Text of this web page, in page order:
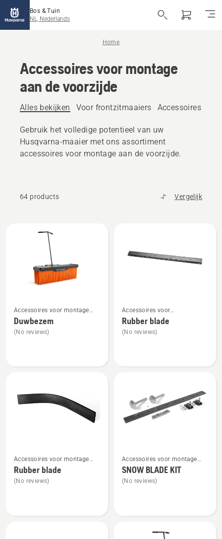
Bos & Tuin
NL, Nederlands
Home
Accessoires voor montage
aan de voorzijde
Alles bekijken Voor frontzitmaaiers Accessoires
Gebruik het volledige potentieel van uw
Husqvarna-maaier met ons assortiment
accessoires voor montage aan de voorzijde.
64 products Vergelijk
producten
meer
details
over
Accessoires voor montage
aan de voorzijde
Duwbezem
(No reviews)
meer
details
over
Accessoires voor
frontzitmaaiers voor montage
aan de voorzijde
Rubber blade
(No reviews)
meer
details
over
Accessoires voor montage
aan de voorzijde
Rubber blade
(No reviews)
meer
details
over
Accessoires voor montage
aan de voorzijde
SNOW BLADE KIT
(No reviews)